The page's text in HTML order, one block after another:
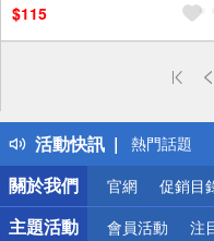
$115
活動快訊
偏遠地區配送
得獎公告
熱門話題
銀行優惠
偏遠地區配
詐騙網頁！
關於我們
官網 促銷目
主題活動 會員活動 注